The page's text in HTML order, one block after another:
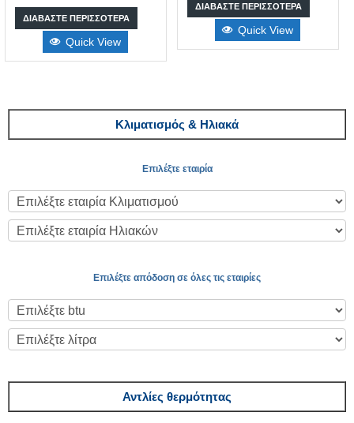
ΔΙΑΒΆΣΤΕ ΠΕΡΙΣΣΌΤΕΡΑ
Quick View
ΔΙΑΒΆΣΤΕ ΠΕΡΙΣΣΌΤΕΡΑ
Quick View
Κλιματισμός & Ηλιακά
Επιλέξτε εταιρία
Επιλέξτε απόδοση σε όλες τις εταιρίες
Αντλίες θερμότητας